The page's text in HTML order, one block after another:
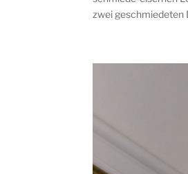
zwei geschmiedeten